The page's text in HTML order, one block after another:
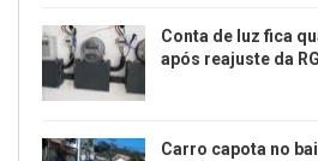
Conta de luz fica
após reajuste da
Carro capota no